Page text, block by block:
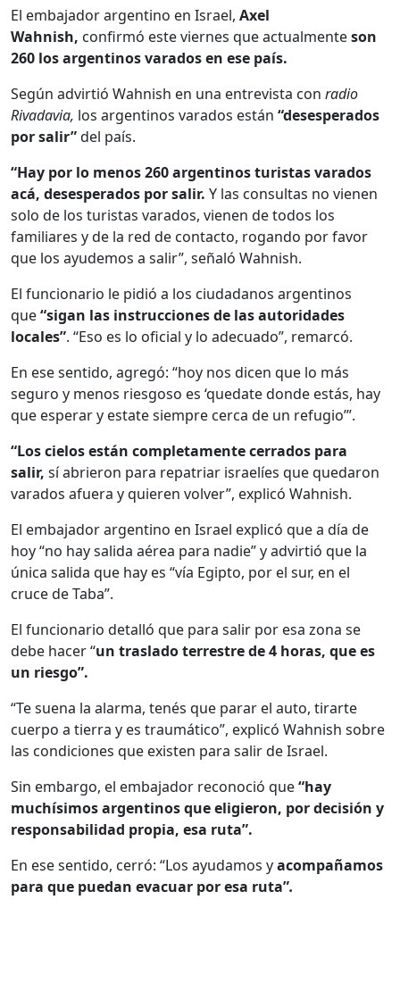
El embajador argentino en Israel, Axel
Wahnish, confirmó este viernes que actualmenteson
260 los argentinos varados en ese país.
Según advirtió Wahnish en una entrevista con radio
Rivadavia, los argentinos varados están “desesperados
por salir”del país.
“Hay por lo menos 260 argentinos turistas varados
acá, desesperados por salir. Y las consultas no vienen
solo de los turistas varados, vienen de todos los
familiares y de la red de contacto, rogando por favor
que los ayudemos a salir”, señaló Wahnish.
El funcionario le pidió a los ciudadanos argentinos
que“sigan las instrucciones de las autoridades
locales”. “Eso es lo oficial y lo adecuado”, remarcó.
En ese sentido, agregó: “hoy nos dicen que lo más
seguro y menos riesgoso es ‘quedate donde estás, hay
que esperar y estate siempre cerca de un refugio’”.
“Los cielos están completamente cerrados para
salir, sí abrieron para repatriar israelíes que quedaron
varados afuera y quieren volver”, explicó Wahnish.
El embajador argentino en Israel explicó que a día de
hoy “no hay salida aérea para nadie” y advirtió que la
única salida que hay es “vía Egipto, por el sur, en el
cruce de Taba”.
El funcionario detalló que para salir por esa zona se
debe hacer “un traslado terrestre de 4 horas, que es
un riesgo”.
“Te suena la alarma, tenés que parar el auto, tirarte
cuerpo a tierra y es traumático”, explicó Wahnish sobre
las condiciones que existen para salir de Israel.
Sin embargo, el embajador reconoció que“hay
muchísimos argentinos que eligieron, por decisión y
responsabilidad propia, esa ruta”.
En ese sentido, cerró: “Los ayudamos yacompañamos
para que puedan evacuar por esa ruta”.